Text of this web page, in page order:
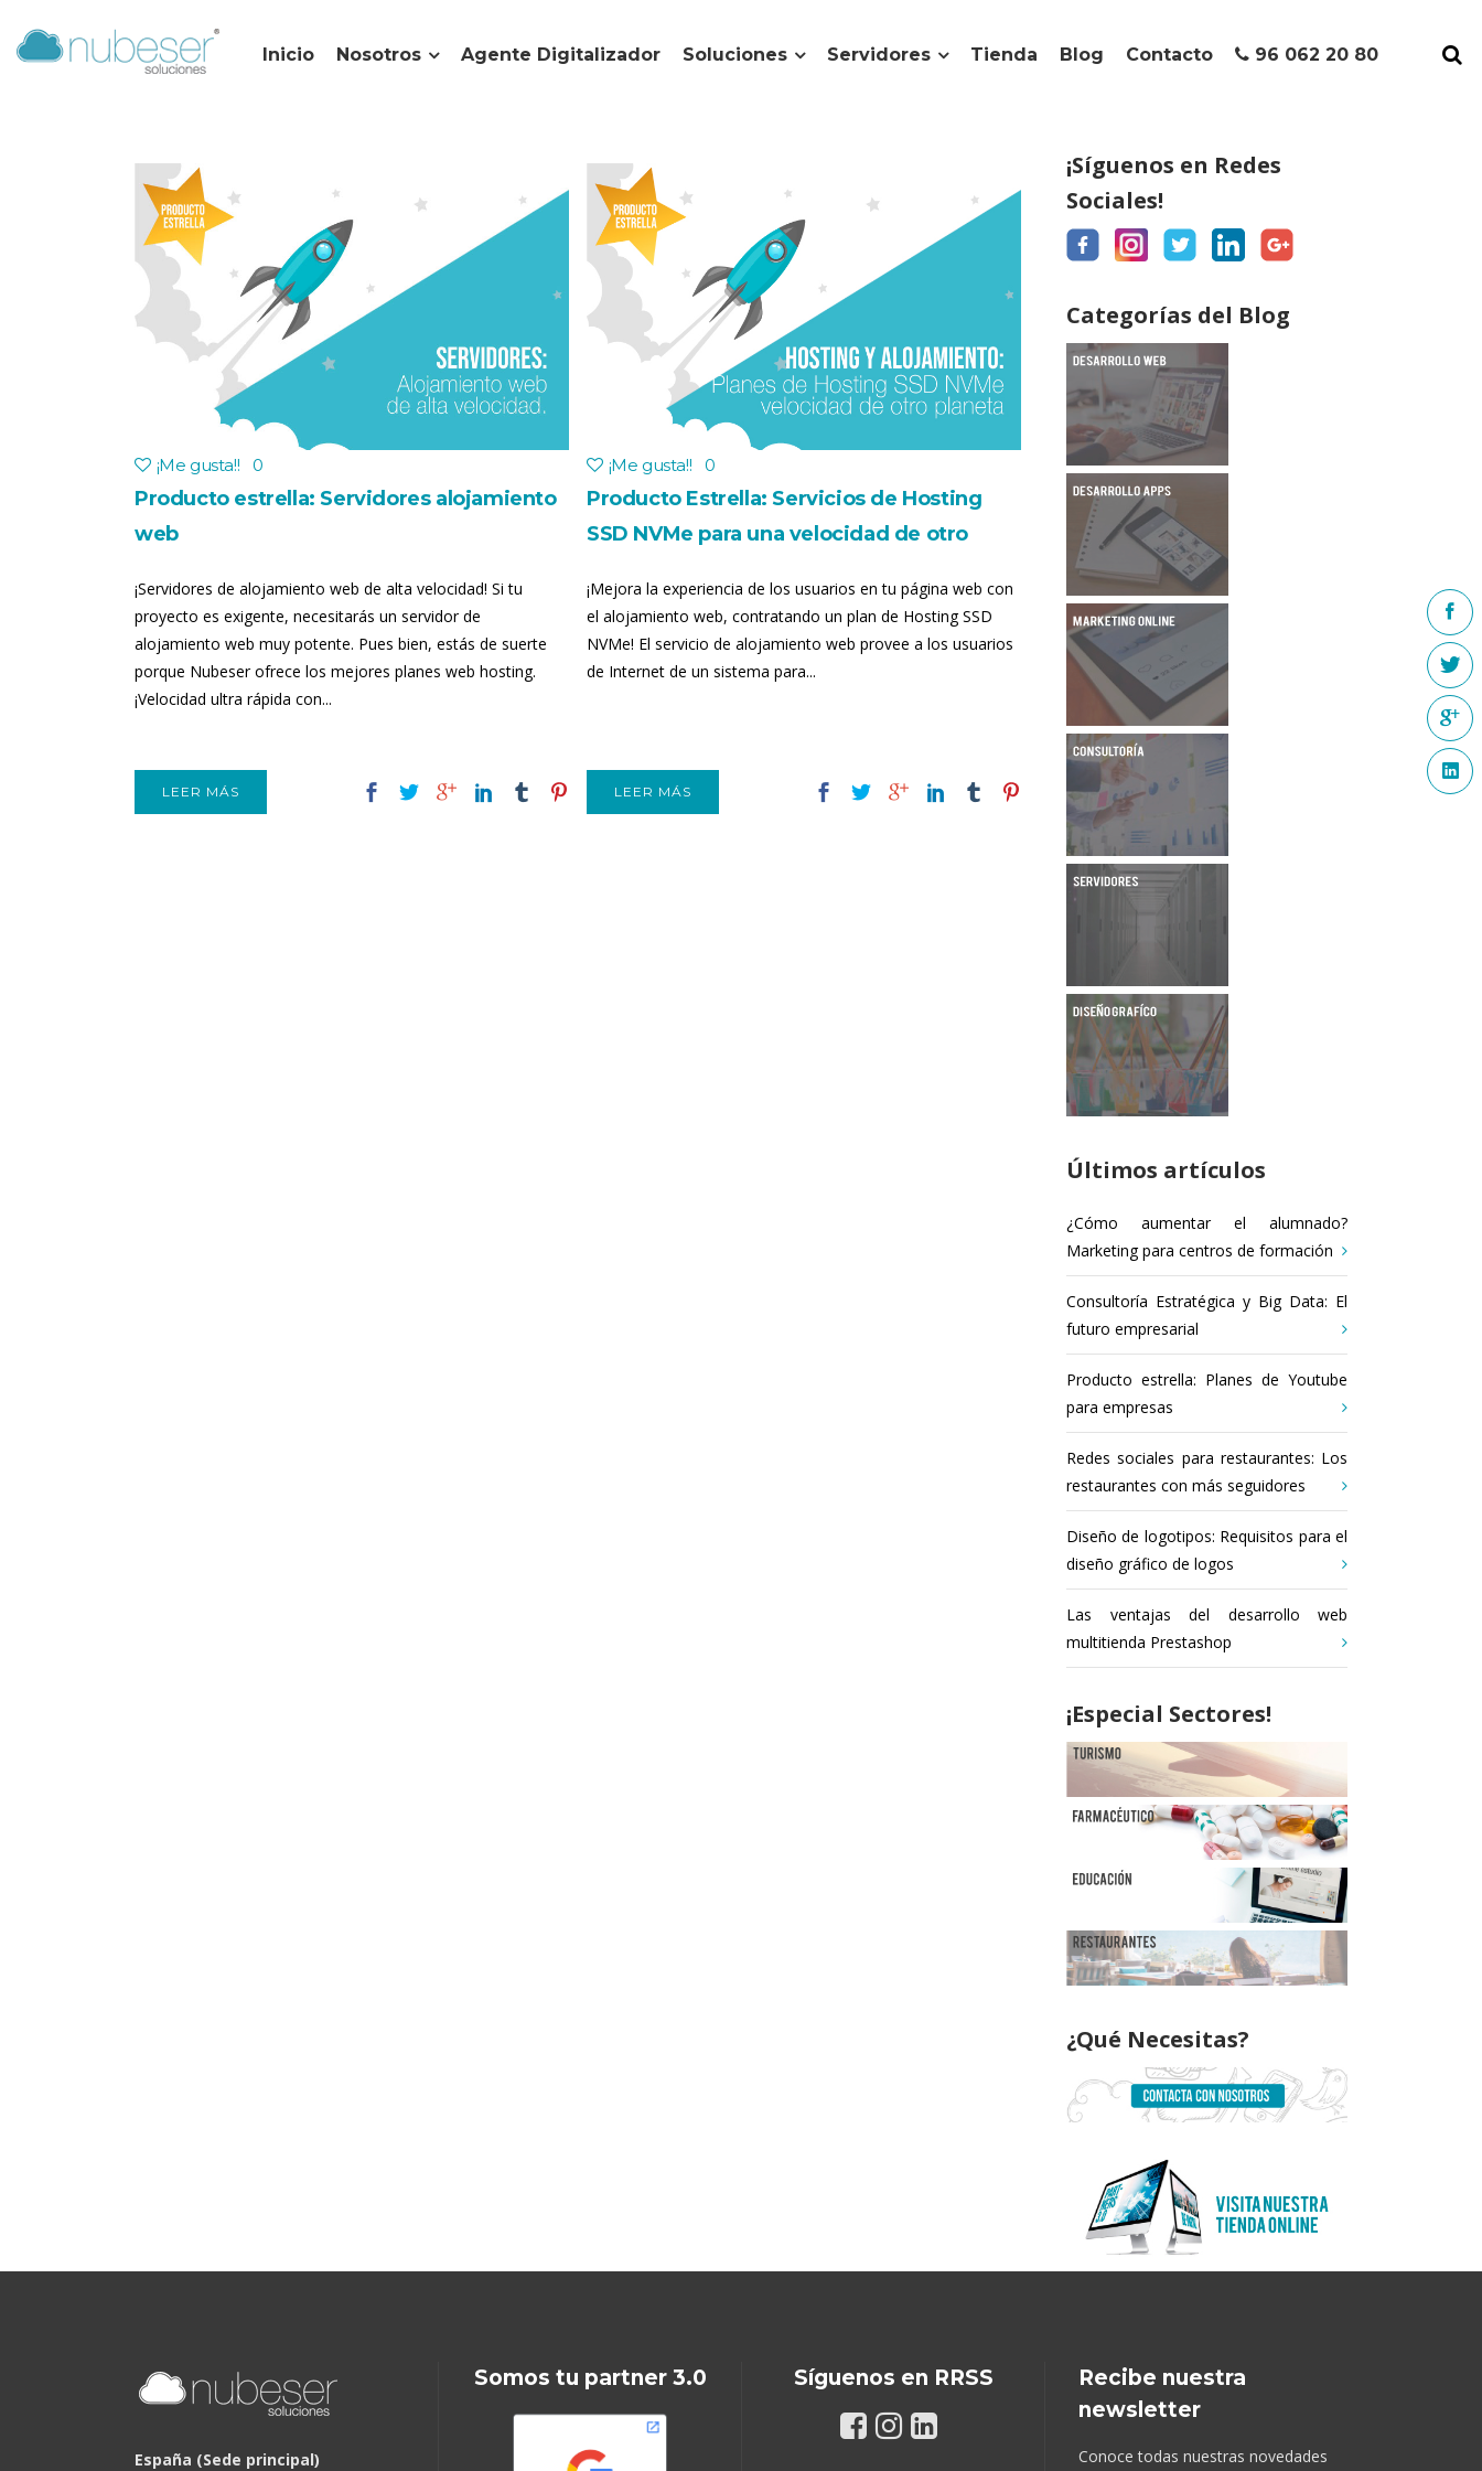
Inicio Nosotros Agente Digitalizador Soluciones Servidores Tienda Blog Contacto 96 062 20 80
¡Me gusta!! 0
Producto estrella: Servidores alojamiento
web
¡Servidores de alojamiento web de alta velocidad! Si tu
proyecto es exigente, necesitarás un servidor de
alojamiento web muy potente. Pues bien, estás de suerte
porque Nubeser ofrece los mejores planes web hosting.
¡Velocidad ultra rápida con...
LEER MÁS
¡Me gusta!! 0
Producto Estrella: Servicios de Hosting
SSD NVMe para una velocidad de otro
¡Mejora la experiencia de los usuarios en tu página web con
el alojamiento web, contratando un plan de Hosting SSD
NVMe! El servicio de alojamiento web provee a los usuarios
de Internet de un sistema para...
LEER MÁS
¡Síguenos en Redes
Sociales!
Categorías del Blog
Últimos artículos
¿Cómo aumentar el alumnado?
Marketing para centros de formación
Consultoría Estratégica y Big Data: El
futuro empresarial
Producto estrella: Planes de Youtube
para empresas
Redes sociales para restaurantes: Los
restaurantes con más seguidores
Diseño de logotipos: Requisitos para el
diseño gráfico de logos
Las ventajas del desarrollo web
multitienda Prestashop
¡Especial Sectores!
¿Qué Necesitas?
España (Sede principal)
Somos tu partner 3.0 Síguenos en RRSS
Recibe nuestra
newsletter
Conoce todas nuestras novedades